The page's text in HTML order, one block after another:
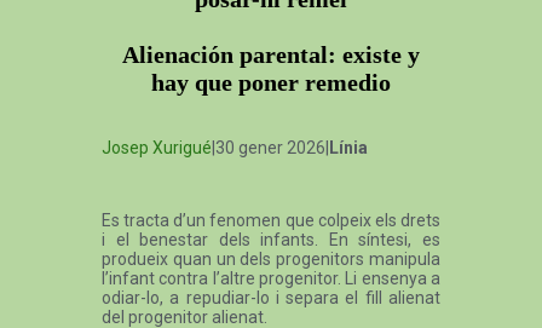
Alienación parental: existe y
hay que poner remedio
Josep Xurigué |30 gener 2026| Línia
Es tracta d’un fenomen que colpeix els drets
i el benestar dels infants. En síntesi, es
produeix quan un dels progenitors manipula
l’infant contra l’altre progenitor. Li ensenya a
odiar-lo, a repudiar-lo i separa el fill alienat
del progenitor alienat.